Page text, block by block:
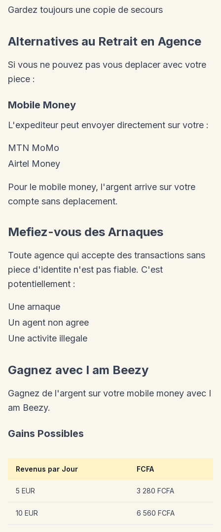
Gardez toujours une copie de secours
Alternatives au Retrait en Agence
Si vous ne pouvez pas vous deplacer avec votre
piece :
Mobile Money
L'expediteur peut envoyer directement sur votre :
MTN MoMo
Airtel Money
Pour le mobile money, l'argent arrive sur votre
compte sans deplacement.
Mefiez-vous des Arnaques
Toute agence qui accepte des transactions sans
piece d'identite n'est pas fiable. C'est
potentiellement :
Une arnaque
Un agent non agree
Une activite illegale
Gagnez avec I am Beezy
Gagnez de l'argent sur votre mobile money avec I
am Beezy.
Gains Possibles
Revenus par Jour FCFA
5 EUR 3 280 FCFA
10 EUR 6 560 FCFA